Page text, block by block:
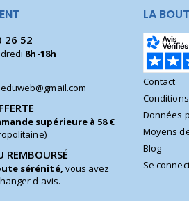
26 52
8h-18h
supérieure à 58 €
REMBOURSÉ
sérénité, vous avez
d'avis.
LA
Contact
Données
Moyens
Blog
Se